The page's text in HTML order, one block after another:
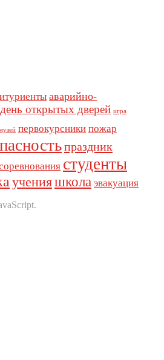
аварийно-
день открытых дверей игра
первокурсники пожар
праздник
студенты
ученияшкола эвакуация